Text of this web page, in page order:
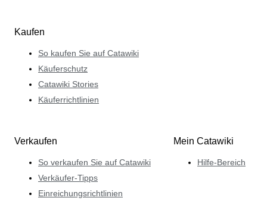
Kaufen
So kaufen Sie auf Catawiki
Käuferschutz
Catawiki Stories
Käuferrichtlinien
Verkaufen
So verkaufen Sie auf Catawiki
Verkäufer-Tipps
Einreichungsrichtlinien
Mein Catawiki
Hilfe-Bereich